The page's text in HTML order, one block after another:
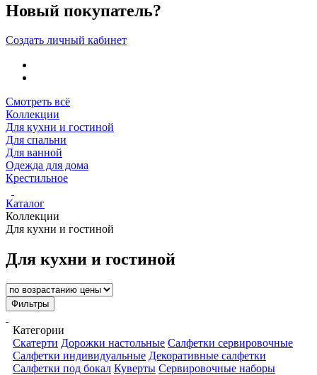
Новый покупатель?
Создать личный кабинет
Смотреть всё
Коллекции
Для кухни и гостиной
Для спальни
Для ванной
Одежда для дома
Крестильное
Каталог
Коллекции
Для кухни и гостиной
Для кухни и гостиной
Фильтры
Категории
Скатерти Дорожки настольные Салфетки сервировочные
Салфетки индивидуальные Декоративные салфетки
Салфетки под бокал Куверты Сервировочные наборы